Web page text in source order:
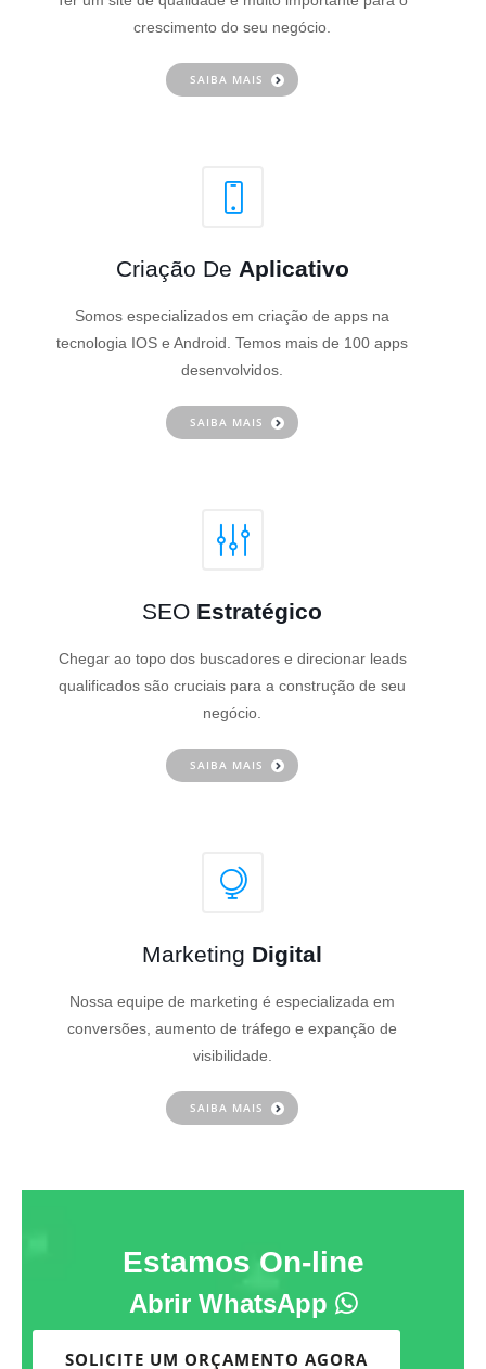
crescimento do seu negócio.
SAIBA MAIS
Criação De Aplicativo
Somos especializados em criação de apps na
tecnologia IOS e Android. Temos mais de 100 apps
desenvolvidos.
SAIBA MAIS
SEO Estratégico
Chegar ao topo dos buscadores e direcionar leads
qualificados são cruciais para a construção de seu
negócio.
SAIBA MAIS
Marketing Digital
Nossa equipe de marketing é especializada em
conversões, aumento de tráfego e expanção de
visibilidade.
SAIBA MAIS
Estamos On-line
Abrir WhatsApp
SOLICITE UM ORÇAMENTO AGORA